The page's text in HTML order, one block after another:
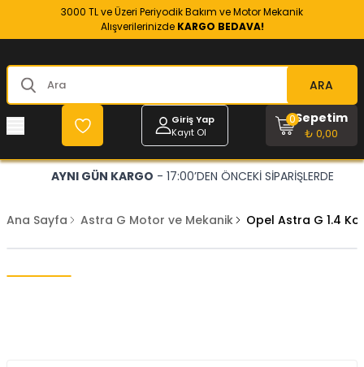
3000 TL ve Üzeri Periyodik Bakım ve Motor Mekanik
Alışverilerinizde KARGO BEDAVA!
ARA
Giriş Yap
Kayıt Ol
Sepetim
₺ 0,00
0
AYNI GÜN KARGO - 17:00’DEN ÖNCEKİ SİPARİŞLERDE
Ana Sayfa Astra G Motor ve Mekanik Opel Astra G 1.4